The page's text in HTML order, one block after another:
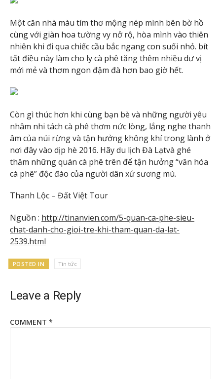
Một căn nhà màu tím thơ mộng nép mình bên bờ hồ
cùng với giàn hoa tường vy nở rộ, hòa mình vào thiên
nhiên khi đi qua chiếc cầu bắc ngang con suối nhỏ. bít
tất điều này làm cho ly cà phê tăng thêm nhiều dư vị
mới mẻ và thơm ngon đậm đà hơn bao giờ hết.
Còn gì thúc hơn khi cùng bạn bè và những người yêu
nhâm nhi tách cà phê thơm nức lòng, lắng nghe thanh
âm của núi rừng và tận hưởng không khí trong lành ở
nơi đây vào dịp hè 2016. Hãy du lịch Đà Lạtvà ghé
thăm những quán cà phê trên để tận hưởng “văn hóa
cà phê” độc đáo của người dân xứ sương mù.
Thanh Lộc – Đất Việt Tour
Nguồn : http://tinanvien.com/5-quan-ca-phe-sieu-
chat-danh-cho-gioi-tre-khi-tham-quan-da-lat-
2539.html
POSTED IN Tin tức
Leave a Reply
COMMENT *